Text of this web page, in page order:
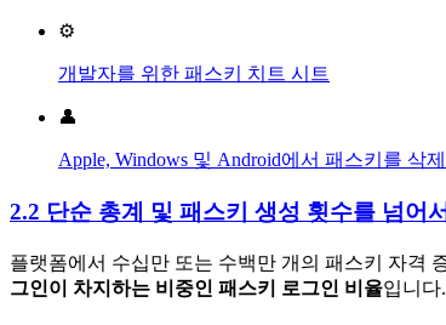
⚙️
개발자를 위한 패스키 치트 시트
👤
Apple, Windows 및 Android에서 패스키를 삭
2.2 단순 총계 및 패스키 생성 횟수를 넘어서
플랫폼에서 수십만 또는 수백만 개의 패스키 자격
그인이 차지하는 비중인 패스키 로그인 비율입니다.